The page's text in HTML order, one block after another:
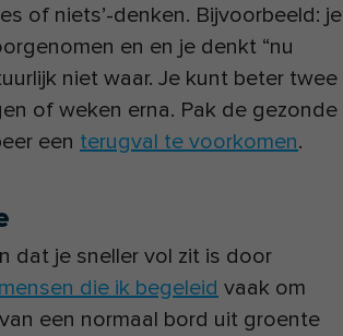
of niets’-denken. Bijvoorbeeld: je
en en je denkt “nu
niet waar. Je kunt beter twee
of weken erna. Pak de gezonde
een terugval te voorkomen.
dat je sneller vol zit is door
mensen die ik begeleid vaak om
een normaal bord uit groente